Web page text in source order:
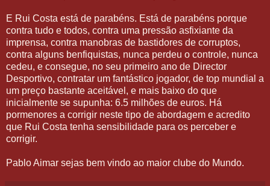
E Rui Costa está de parabéns. Está de parabéns porque
contra tudo e todos, contra uma pressão asfixiante da
imprensa, contra manobras de bastidores de corruptos,
contra alguns benfiquistas, nunca perdeu o controle, nunca
cedeu, e consegue, no seu primeiro ano de Director
Desportivo, contratar um fantástico jogador, de top mundial a
um preço bastante aceitável, e mais baixo do que
inicialmente se supunha: 6.5 milhões de euros. Há
pormenores a corrigir neste tipo de abordagem e acredito
que Rui Costa tenha sensibilidade para os perceber e
corrigir.
Pablo Aimar sejas bem vindo ao maior clube do Mundo.